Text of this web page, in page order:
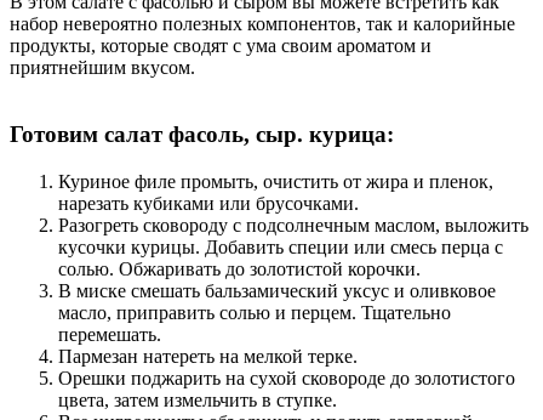
набор невероятно полезных компонентов, так и калорийные
продукты, которые сводят с ума своим ароматом и
приятнейшим вкусом.
Готовим салат фасоль, сыр. курица:
Куриное филе промыть, очистить от жира и пленок,
нарезать кубиками или брусочками.
Разогреть сковороду с подсолнечным маслом, выложить
кусочки курицы. Добавить специи или смесь перца с
солью. Обжаривать до золотистой корочки.
В миске смешать бальзамический уксус и оливковое
масло, приправить солью и перцем. Тщательно
перемешать.
Пармезан натереть на мелкой терке.
Орешки поджарить на сухой сковороде до золотистого
цвета, затем измельчить в ступке.